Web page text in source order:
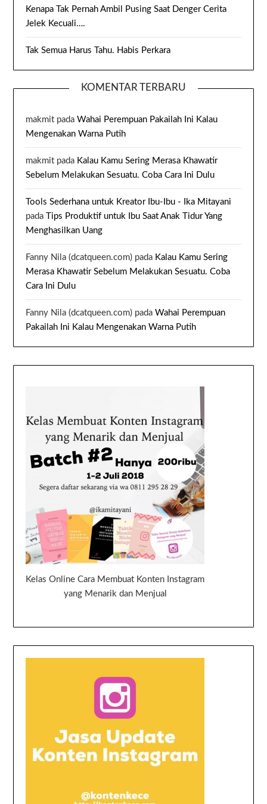
Kenapa Tak Pernah Ambil Pusing Saat Denger Cerita
Jelek Kecuali….
Tak Semua Harus Tahu. Habis Perkara
KOMENTAR TERBARU
makmit padaWahai Perempuan Pakailah Ini Kalau
Mengenakan Warna Putih
makmit pada Kalau Kamu Sering Merasa Khawatir
Sebelum Melakukan Sesuatu. Coba Cara Ini Dulu
Tools Sederhana untuk Kreator Ibu-Ibu - Ika Mitayani
pada
Tips Produktif untuk Ibu Saat Anak Tidur Yang
Menghasilkan Uang
Fanny Nila (dcatqueen.com) pada Kalau Kamu Sering
Merasa Khawatir Sebelum Melakukan Sesuatu. Coba
Cara Ini Dulu
Fanny Nila (dcatqueen.com) padaWahai Perempuan
Pakailah Ini Kalau Mengenakan Warna Putih
Kelas Online Cara Membuat Konten Instagram
yang Menarik dan Menjual